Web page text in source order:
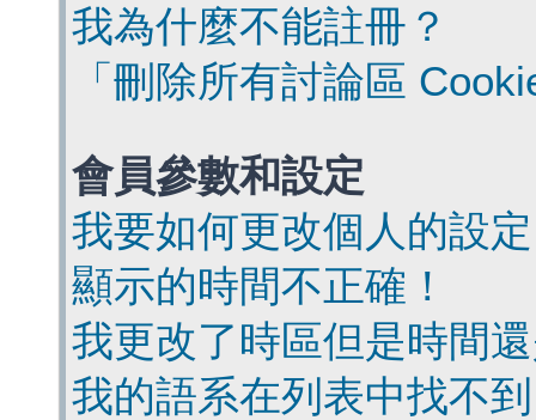
我為什麼不能註冊？
「刪除所有討論區
會員參數和設定
我要如何更改個人的設
顯示的時間不正確！
我更改了時區但是時間
我的語系在列表中找不